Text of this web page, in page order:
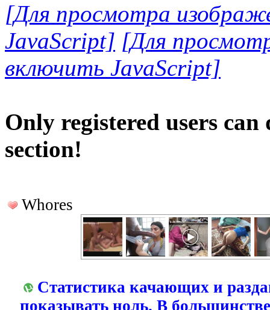
[Для просмотра
JavaScript] [Для
включить JavaScript]
Only registered users
section!
Whores
Статистика качающих и
показывать ноль. В